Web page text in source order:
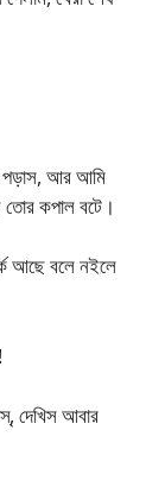
পড়াস, আর আমি
কপাল বটে।
আছে বলে নইলে
দেখিস আবার